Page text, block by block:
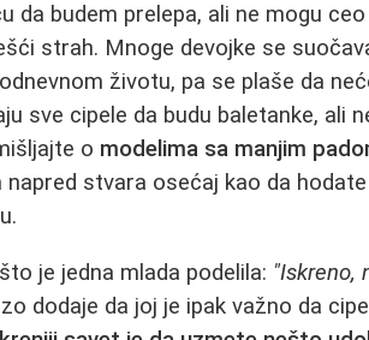
da budem prelepa, ali ne mogu
strah. Mnoge devojke se
životu, pa se plaše da
sve cipele da budu baletanke, ali
o modelima sa manjim
napred stvara osećaj kao da
je jedna mlada podelila: "Iskreno,
dodaje da joj je ipak važno da